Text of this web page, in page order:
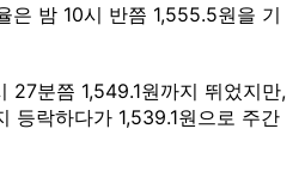
은 밤 10시 반쯤 1,555.5원을 기
27분쯤 1,549.1원까지 뛰었지만,
등락하다가 1,539.1원으로 주간